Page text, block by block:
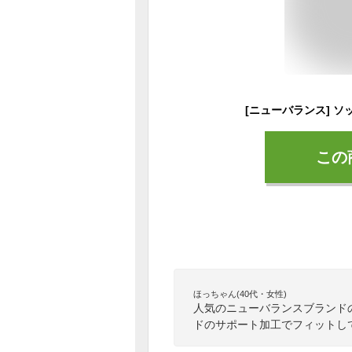
こ
ほっちゃん(40代・女性)
人気のニューバランスブラン
ドのサポート加工でフィット